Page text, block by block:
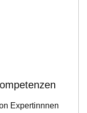
Expertinnnen